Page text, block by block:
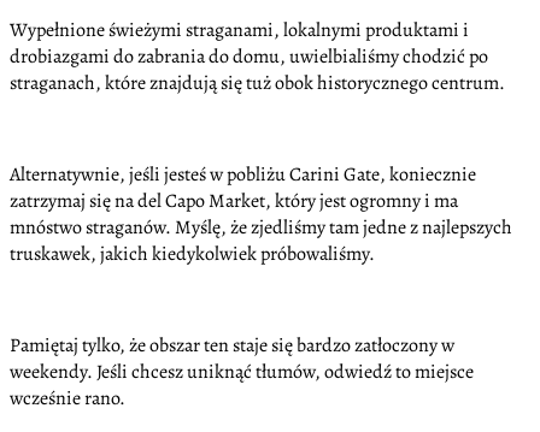
Wypełnione świeżymi straganami, lokalnymi produktami i
drobiazgami do zabrania do domu, uwielbialiśmy chodzić po
straganach, które znajdują się tuż obok historycznego centrum.
Alternatywnie, jeśli jesteś w pobliżu Carini Gate, koniecznie
zatrzymaj się na del Capo Market, który jest ogromny i ma
mnóstwo straganów. Myślę, że zjedliśmy tam jedne z najlepszych
truskawek, jakich kiedykolwiek próbowaliśmy.
Pamiętaj tylko, że obszar ten staje się bardzo zatłoczony w
weekendy. Jeśli chcesz uniknąć tłumów, odwiedź to miejsce
wcześnie rano.